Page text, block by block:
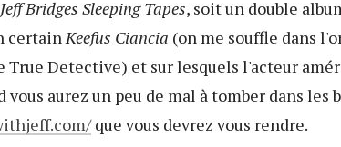
Jeff Bridges Sleeping Tapes, soit un double
certainKeefus Ciancia (on me souffle dans
True Detective) et sur lesquels l'acteur
vous aurez un peu de mal à tomber dans les
que vous devrez vous rendre.